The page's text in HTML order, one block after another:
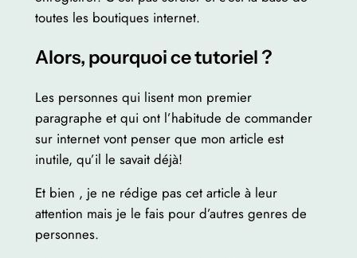
toutes les boutiques internet.
Alors, pourquoi ce tutoriel ?
Les personnes qui lisent mon premier
paragraphe et qui ont l’habitude de commander
sur internet vont penser que mon article est
inutile, qu’il le savait déjà!
Et bien , je ne rédige pas cet article à leur
attention mais je le fais pour d’autres genres de
personnes.